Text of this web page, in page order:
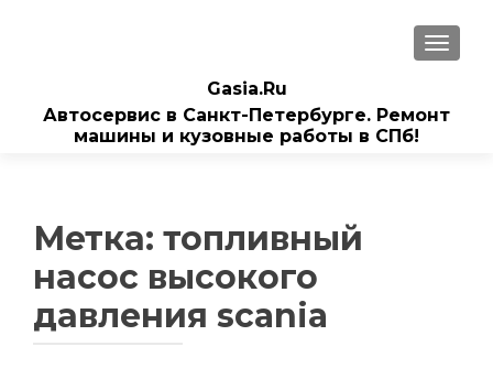
Gasia.Ru
Автосервис в Санкт-Петербурге. Ремонт
машины и кузовные работы в СПб!
Метка: топливный
насос высокого
давления scania